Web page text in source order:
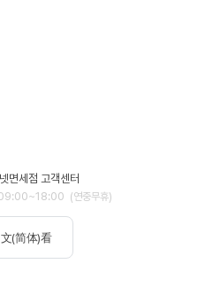
면세점 고객센터
(연중무휴)
(简体)看